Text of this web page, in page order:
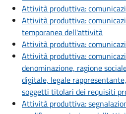
Attività produttiva:
Attività produttiva:
temporanea dell'attività
Attività produttiva:
Attività produttiva:
denominazione, ragione
digitale, legale
soggetti titolari dei requisiti
Attività produttiva: